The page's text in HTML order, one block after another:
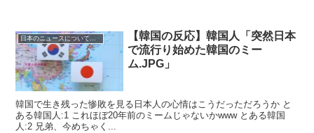
【韓国の反応】韓国人「突然日本
で流行り始めた韓国のミー
ム.JPG」
韓国で生き残った惨敗を見る日本人の心情はこうだっただろうか と
ある韓国人:1 これほぼ20年前のミームじゃないかwww とある韓国
人:2 兄弟、今めちゃく...